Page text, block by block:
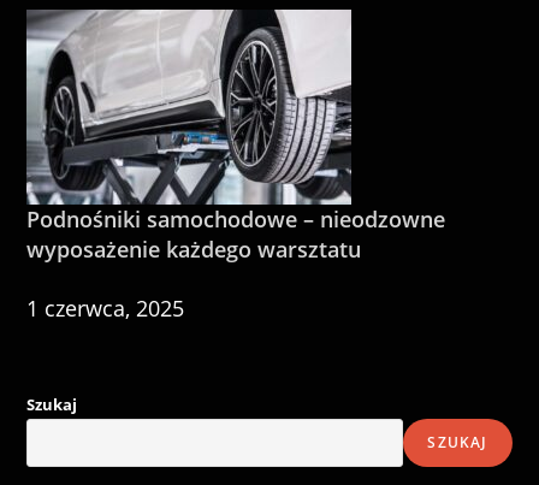
Podnośniki samochodowe – nieodzowne
wyposażenie każdego warsztatu
1 czerwca, 2025
Szukaj
SZUKAJ